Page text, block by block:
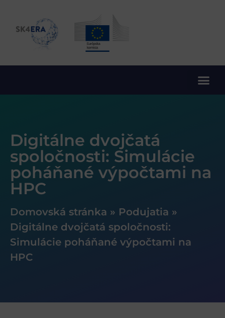
Digitálne dvojčatá
spoločnosti: Simulácie
poháňané výpočtami na
HPC
Domovská stránka » Podujatia »
Digitálne dvojčatá spoločnosti:
Simulácie poháňané výpočtami na
HPC